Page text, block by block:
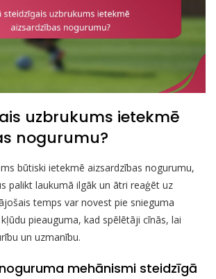
uzbrukums ietekmē
nogurumu?
būtiski ietekmē aizsardzības nogurumu,
palikt laukumā ilgāk un ātri reaģēt uz
temps var novest pie snieguma
pieauguma, kad spēlētāji cīnās, lai
un uzmanību.
mehānismi steidzīgā